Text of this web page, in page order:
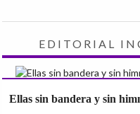
EDITORIAL
Ellas sin bandera y sin